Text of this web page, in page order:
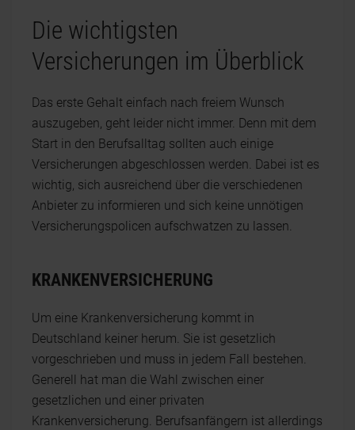
Die wichtigsten
Versicherungen im Überblick
Das erste Gehalt einfach nach freiem Wunsch
auszugeben, geht leider nicht immer. Denn mit dem
Start in den Berufsalltag sollten auch einige
Versicherungen abgeschlossen werden. Dabei ist es
wichtig, sich ausreichend über die verschiedenen
Anbieter zu informieren und sich keine unnötigen
Versicherungspolicen aufschwatzen zu lassen.
KRANKENVERSICHERUNG
Um eine Krankenversicherung kommt in
Deutschland keiner herum. Sie ist gesetzlich
vorgeschrieben und muss in jedem Fall bestehen.
Generell hat man die Wahl zwischen einer
gesetzlichen und einer privaten
Krankenversicherung. Berufsanfängern ist allerdings